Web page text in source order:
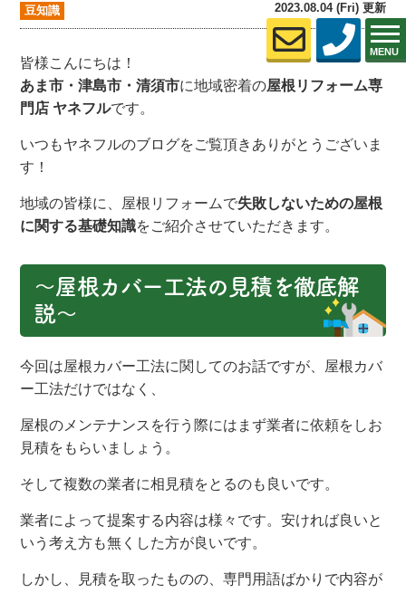
MENU
豆知識 2023.08.04 (Fri) 更新
皆様こんにちは！
あま市・津島市・清須市に地域密着の屋根リフォーム専
門店 ヤネフルです。
いつもヤネフルのブログをご覧頂きありがとうございま
す！
地域の皆様に、屋根リフォームで失敗しないための屋根
に関する基礎知識をご紹介させていただきます。
〜屋根カバー工法の見積を徹底解
説〜
今回は屋根カバー工法に関してのお話ですが、屋根カバ
ー工法だけではなく、
屋根のメンテナンスを行う際にはまず業者に依頼をしお
見積をもらいましょう。
そして複数の業者に相見積をとるのも良いです。
業者によって提案する内容は様々です。安ければ良いと
いう考え方も無くした方が良いです。
しかし、見積を取ったものの、専門用語ばかりで内容が